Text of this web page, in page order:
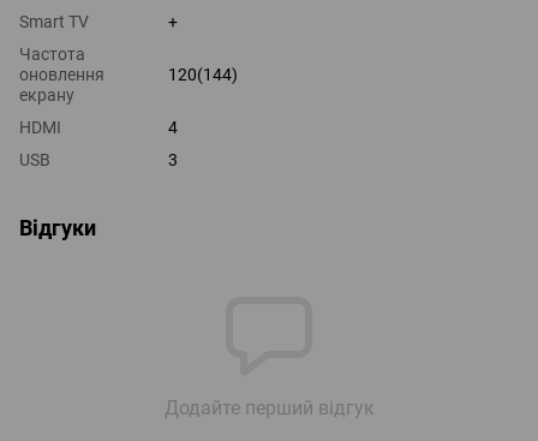
Smart TV
+
Частота
оновлення
екрану
120(144)
HDMI
4
USB
3
Відгуки
Додайте перший відгук